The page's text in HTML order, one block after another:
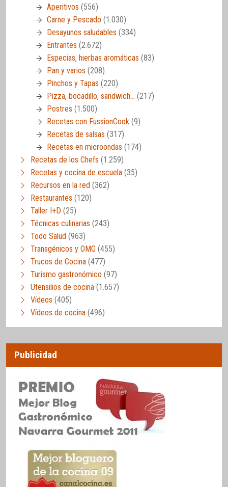
Aperitivos (556)
Carne y Pescado (1.030)
Desayunos saludables (334)
Entrantes (2.672)
Especias, hierbas aromáticas (83)
Pan y varios (208)
Pinchos y Tapas (220)
Pizza, bocadillo, sandwich… (217)
Postres (1.500)
Recetas con FussionCook (9)
Recetas de salsas (317)
Recetas en microondas (174)
Recetas de los Chefs (1.259)
Recetas y cocina de escuela (35)
Recursos en la red (362)
Restaurantes (120)
Taller I+D (25)
Técnicas culinarias (243)
Todo Salud (963)
Transgénicos y OMG (455)
Trucos de Cocina (477)
Turismo gastronómico (97)
Utensilios de cocina (1.657)
Vídeos (405)
Vídeos de cocina (496)
Publicidad